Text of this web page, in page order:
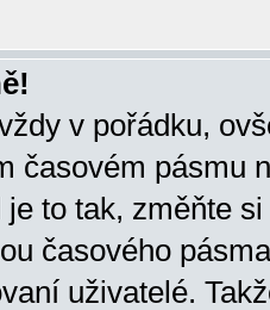
v pořádku,
časovém pásmu
to tak, změňte
časového
uživatelé.